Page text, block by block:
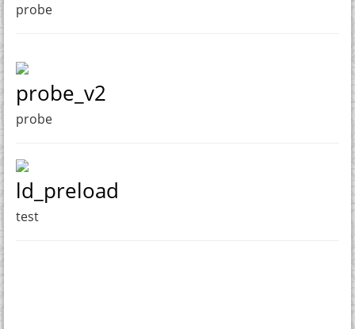
probe
probe_v2
probe
ld_preload
test